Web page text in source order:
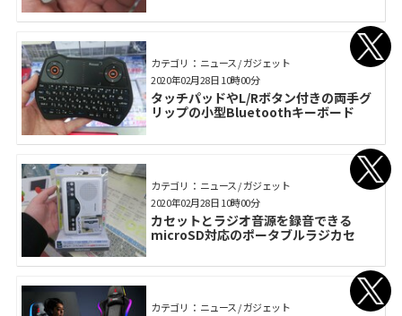
カテゴリ： ニュース / ガジェット
タッチパッドやL/Rボタン付きの両手グ
リップの小型Bluetoothキーボード
2020年02月28日 10時00分
カテゴリ： ニュース / ガジェット
カセットとラジオ音源を録音できる
microSD対応のポータブルラジカセ
2020年02月28日 10時00分
カテゴリ： ニュース / ガジェット